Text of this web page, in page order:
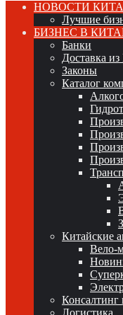
НОВОСТИ
Лучшие
БИЗНЕС В
Банки
Доставка
Законы
Каталог
Китайские
Вело-
Консалтинг
Логистика